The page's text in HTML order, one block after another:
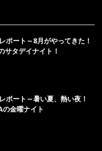
ポート～8月がやってきた！
サタデイナイト！
ポート～暑い夏、熱い夜！
の金曜ナイト